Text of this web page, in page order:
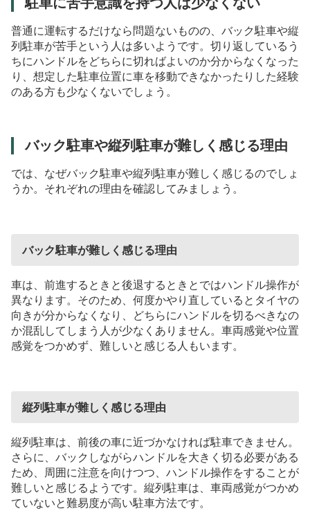
普通に運転するだけなら問題ないものの、バック駐車や縦
列駐車が苦手という人は多いようです。切り返しているう
ちにハンドルをどちらに切ればよいのか分からなくなった
り、想定した駐車位置に車を移動できなかったりした経験
のある方も少なくないでしょう。
バック駐車や縦列駐車が難しく感じる理由
では、なぜバック駐車や縦列駐車が難しく感じるのでしょ
うか。それぞれの理由を確認してみましょう。
バック駐車が難しく感じる理由
車は、前進するときと後退するときとではハンドル操作が
異なります。そのため、何度かやり直しているとタイヤの
向きが分からなくなり、どちらにハンドルを切るべきなの
か混乱してしまう人が少なくありません。車両感覚や位置
感覚をつかめず、難しいと感じる人もいます。
縦列駐車が難しく感じる理由
縦列駐車は、前後の車に近づかなければ駐車できません。
さらに、バックしながらハンドルを大きく切る必要がある
ため、周囲に注意を向けつつ、ハンドル操作をすることが
難しいと感じるようです。縦列駐車は、車両感覚がつかめ
ていないと難易度が高い駐車方法です。